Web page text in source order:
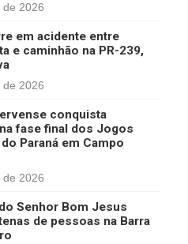
2026
em acidente entre
e caminhão na PR-239,
de 2026
conquista
fase final dos Jogos
Paraná em Campo
2026
Senhor Bom Jesus
de pessoas na Barra